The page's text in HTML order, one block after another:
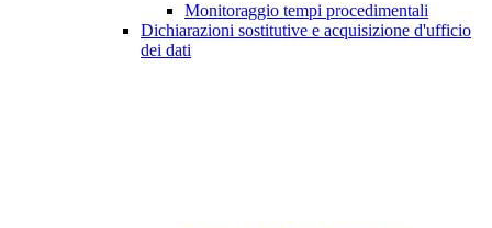
Monitoraggio tempi procedimentali
Dichiarazioni sostitutive e acquisizione d'ufficio
dei dati